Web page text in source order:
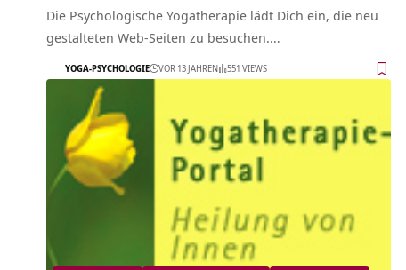
Die Psychologische Yogatherapie lädt Dich ein, die neu
gestalteten Web-Seiten zu besuchen.…
YOGA-PSYCHOLOGIE VOR 13 JAHREN 551 VIEWS